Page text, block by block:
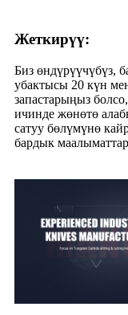
Жеткирүү:
Биз өндүрүүчүбүз,
убактысы 20 күн
запастарыңыз
ичинде жөнөтө
сатуу бөлүмүнө
бардык